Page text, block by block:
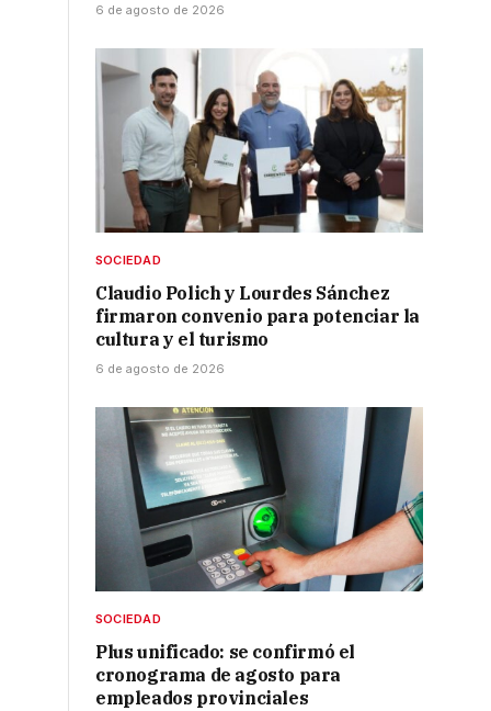
6 de agosto de 2026
SOCIEDAD
Claudio Polich y Lourdes Sánchez
firmaron convenio para potenciar la
cultura y el turismo
6 de agosto de 2026
SOCIEDAD
Plus unificado: se confirmó el
cronograma de agosto para
empleados provinciales